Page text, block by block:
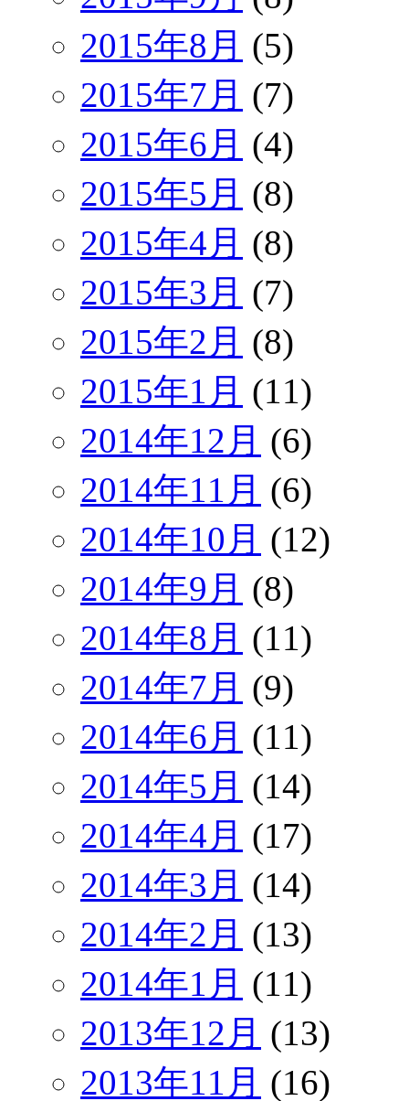
2015年8月 (5)
2015年7月 (7)
2015年6月 (4)
2015年5月 (8)
2015年4月 (8)
2015年3月 (7)
2015年2月 (8)
2015年1月 (11)
2014年12月 (6)
2014年11月 (6)
2014年10月 (12)
2014年9月 (8)
2014年8月 (11)
2014年7月 (9)
2014年6月 (11)
2014年5月 (14)
2014年4月 (17)
2014年3月 (14)
2014年2月 (13)
2014年1月 (11)
2013年12月 (13)
2013年11月 (16)